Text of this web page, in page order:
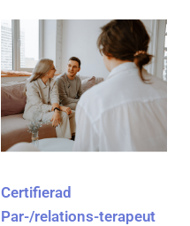
Certifierad
Par-/relations-terapeut